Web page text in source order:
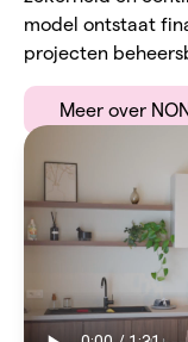
model ontstaat
projecten
Meer over